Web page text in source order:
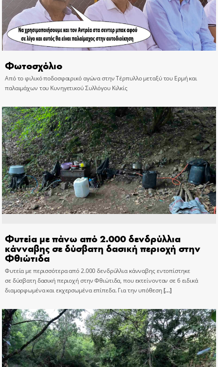
Φωτοσχόλιο
Από το φιλικό ποδοσφαιρικό αγώνα στην Τέρπυλλο μεταξύ του Ερμή και
παλαιμάχων του Κυνηγετικού Συλλόγου Κιλκίς
Φυτεία με πάνω από 2.000 δενδρύλλια
κάνναβης σε δύσβατη δασική περιοχή στην
Φθιώτιδα
Φυτεία με περισσότερα από 2.000 δενδρύλλια κάνναβης εντοπίστηκε
σε δύσβατη δασική περιοχή στην Φθιώτιδα, που εκτείνονταν σε 6 ειδικά
διαμορφωμένα και εκχερσωμένα επίπεδα. Για την υπόθεση[…]